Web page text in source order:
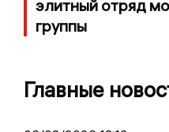
элитный отряд
группы
Главные